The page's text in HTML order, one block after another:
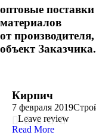
оптовые
материалов
от
объект Заказчика.
Кирпич
7 февраля 2019
Leave review
Read More